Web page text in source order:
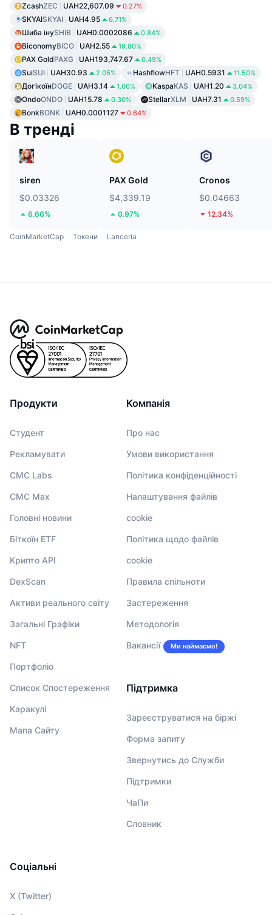
ZcashZEC UAH22,607.09 0.27%
SKYAISKYAI UAH4.95 6.71%
Шиба інуSHIB UAH0.0002086 0.84%
BiconomyBICO UAH2.55 19.80%
PAX GoldPAXG UAH193,747.67 0.49%
SuiSUI UAH30.93 2.05% HashflowHFT UAH0.5931 11.50%
ДогікоїнDOGE UAH3.14 1.06% KaspaKAS UAH1.20 3.04%
OndoONDO UAH15.78 0.30% StellarXLM UAH7.31 0.59%
BonkBONK UAH0.0001127 0.64%
В тренді
siren
$0.03326
6.66%
PAX Gold
$4,339.19
0.97%
Cronos
$0.04663
12.34%
CoinMarketCap Токени Lanceria
Продукти
Студент
Рекламувати
CMC Labs
CMC Max
Головні новини
Біткоїн ETF
Крипто API
DexScan
Активи реального світу
Загальні Графіки
NFT
Портфоліо
Список Спостереження
Каракулі
Мапа Сайту
Компанія
Про нас
Умови використання
Політика конфіденційності
Налаштування файлів
cookie
Політика щодо файлів
cookie
Правила спільноти
Застереження
Методологія
Вакансії Ми наймаємо!
Підтримка
Зареєструватися на біржі
Форма запиту
Звернутись до Служби
Підтримки
ЧаПи
Словник
Соціальні
X (Twitter)